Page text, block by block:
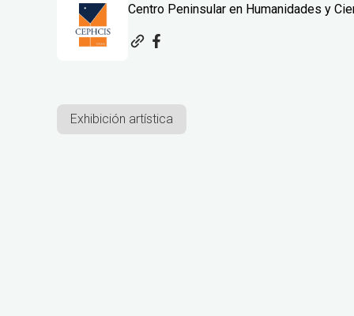
Centro Peninsular en Humanidades y
Exhibición artística